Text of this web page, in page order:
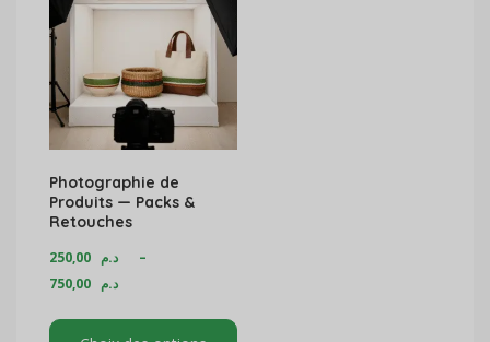
Photographie de
Produits — Packs &
Retouches
250,00 د.م
–
750,00 د.م